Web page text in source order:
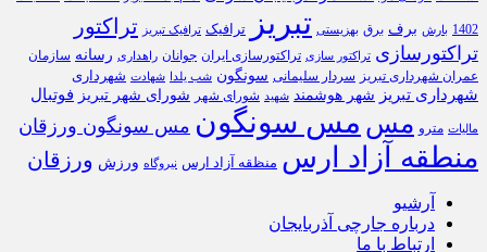
1402 بارش برف برق بهزیستی تبریز ترافیک ترافیک تبریز تراکتور
تراکتورسازی تراکتور سازی تراکتورسازی ایران جوانان راهداری رسانه سازمان
عمران شهرداری تبریز سردار سلیمانی سونگون شب یلدا شهادت شهرداری
شهرداری تبریز شهر هوشمند شهید شورای شهر شورای شهر تبریز فوتبال
مالیات مترو مس مس سونگون مس سونگون ورزقان
منطقه آزاد ارس منظقه آزاد ارس نیروگاه ورزش ورزقان
آرشیو
درباره جارچی آذربایجان
ارتباط با ما